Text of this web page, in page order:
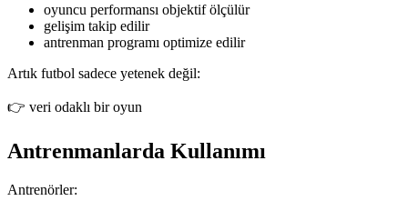
oyuncu performansı objektif ölçülür
gelişim takip edilir
antrenman programı optimize edilir
Artık futbol sadece yetenek değil:
👉 veri odaklı bir oyun
Antrenmanlarda Kullanımı
Antrenörler: